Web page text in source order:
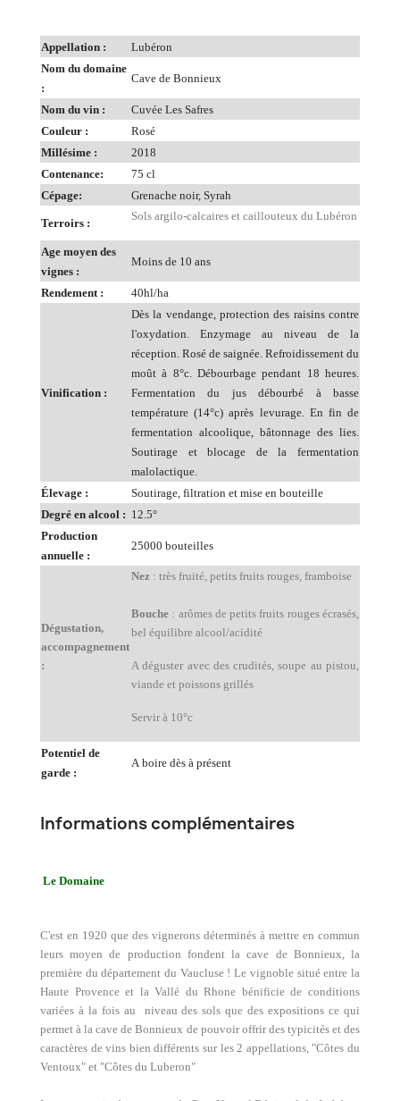
Appellation :
Lubéron
Nom du domaine
:
Cave de Bonnieux
Nom du vin :
Cuvée Les Safres
Couleur :
Rosé
Millésime :
2018
Contenance:
75 cl
Cépage:
Grenache noir, Syrah
Terroirs :
Sols argilo-calcaires et caillouteux du Lubéron
Age moyen des
vignes :
Moins de 10 ans
Rendement : 40hl/ha
Vinification :
Dès la vendange, protection des raisins contre
l'oxydation. Enzymage au niveau de la
réception. Rosé de saignée. Refroidissement du
moût à 8°c. Débourbage pendant 18 heures.
Fermentation du jus débourbé à basse
température (14°c) après levurage. En fin de
fermentation alcoolique, bâtonnage des lies.
Soutirage et blocage de la fermentation
malolactique.
Élevage :
Soutirage, filtration et mise en bouteille
Degré en alcool : 12.5°
Production
annuelle :
25000 bouteilles
Dégustation,
accompagnement
:
Nez : très fruité, petits fruits rouges, framboise
Bouche : arômes de petits fruits rouges écrasés,
bel équilibre alcool/acidité
A déguster avec des crudités, soupe au pistou,
viande et poissons grillés
Servir à 10°c
Potentiel de
garde :
A boire dès à présent
Informations complémentaires
Le Domaine
C'est en 1920 que des vignerons déterminés à mettre en commun
leurs moyen de production fondent la cave de Bonnieux, la
première du département du Vaucluse ! Le vignoble situé entre la
Haute Provence et la Vallé du Rhone bénificie de conditions
variées à la fois au niveau des sols que des expositions ce qui
permet à la cave de Bonnieux de pouvoir offrir des typicités et des
caractères de vins bien différents sur les 2 appellations, "Côtes du
Ventoux" et "Côtes du Luberon"